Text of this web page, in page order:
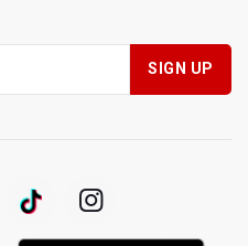
Agung Periksa Febrie
Tanoesoedibjo Kooperatif,